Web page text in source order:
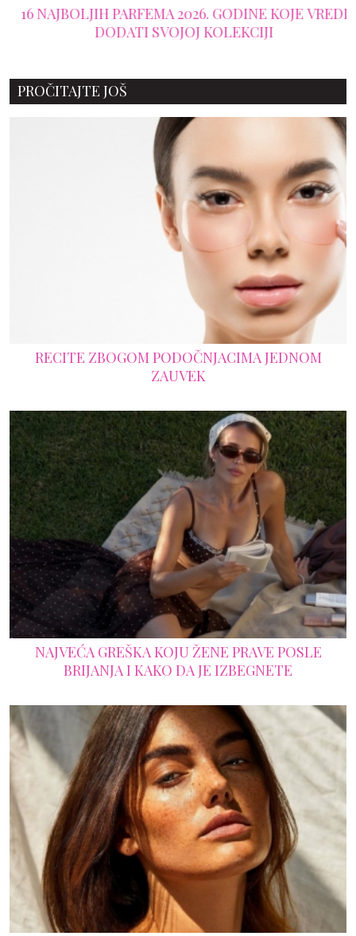
16 NAJBOLJIH PARFEMA 2026. GODINE KOJE VREDI
DODATI SVOJOJ KOLEKCIJI
PROČITAJTE JOŠ
RECITE ZBOGOM PODOČNJACIMA JEDNOM
ZAUVEK
NAJVEĆA GREŠKA KOJU ŽENE PRAVE POSLE
BRIJANJA I KAKO DA JE IZBEGNETE